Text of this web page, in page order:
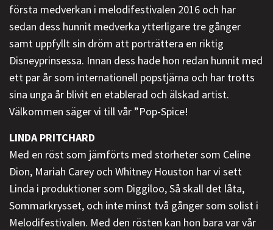
första medverkan i melodifestivalen 2016 och har
sedan dess hunnit medverka ytterligare tre gånger
samt uppfyllt sin dröm att porträttera en riktig
Disneyprinsessa. Innan dess hade hon redan hunnit med
ett par år som internationell popstjärna och har trotts
sina unga år blivit en etablerad och älskad artist.
Välkommen säger vi till vår ”Pop-Spice!
LINDA PRITCHARD
Med en röst som jämförts med storheter som Celine
Dion, Mariah Carey och Whitney Houston har vi sett
Linda i produktioner som Diggiloo, Så skall det låta,
Sommarkrysset, och inte minst två gånger som solist i
Melodifestivalen. Med den rösten kan hon bara var vår